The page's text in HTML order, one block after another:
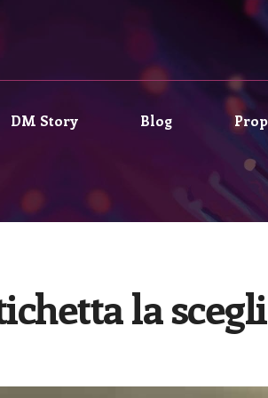
DM Story Blog
la